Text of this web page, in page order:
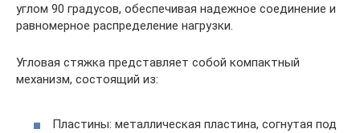
углом 90 градусов, обеспечивая надежное соединение и
равномерное распределение нагрузки.
Угловая стяжка представляет собой компактный
механизм, состоящий из:
Пластины: металлическая пластина, согнутая под